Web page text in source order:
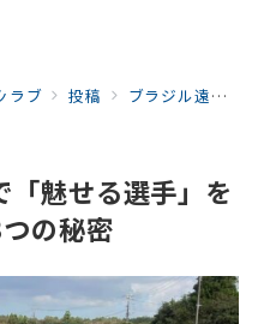
ラブ 投稿 ブラジル遠征・国際交流
「魅せる選手」を
の秘密